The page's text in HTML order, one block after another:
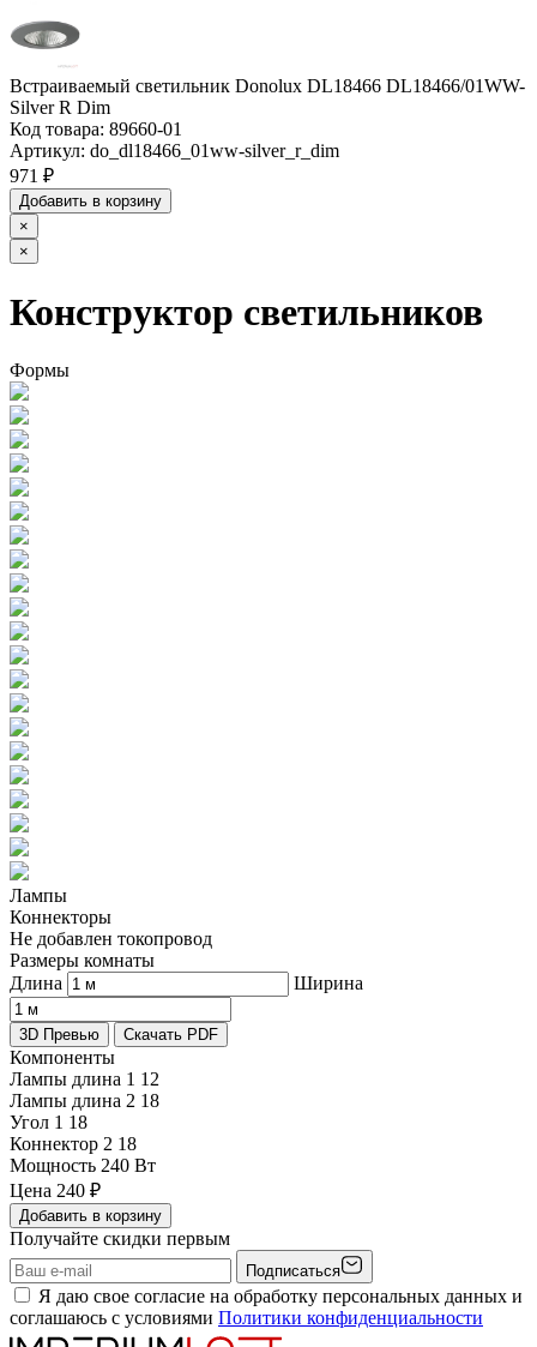
Встраиваемый светильник Donolux DL18466 DL18466/01WW-
Silver R Dim
Код товара: 89660-01
Артикул: do_dl18466_01ww-silver_r_dim
971 ₽
Добавить в корзину
×
×
Конструктор светильников
Формы
Лампы
Коннекторы
Не добавлен токопровод
Размеры комнаты
Длина
Ширина
3D Превью Скачать PDF
Компоненты
Лампы длина 1 12
Лампы длина 2 18
Угол 1 18
Коннектор 2 18
Мощность 240 Вт
Цена 240 ₽
Добавить в корзину
Получайте скидки первым
Подписаться
Я даю свое согласие на обработку персональных данных и
соглашаюсь с условиями Политики конфиденциальности